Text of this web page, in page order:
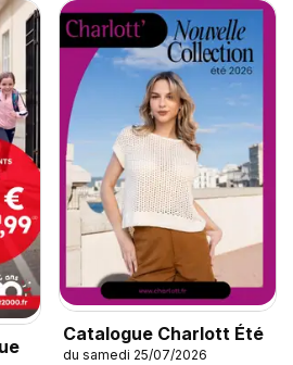
Catalogue Charlott Été
du samedi 25/07/2026